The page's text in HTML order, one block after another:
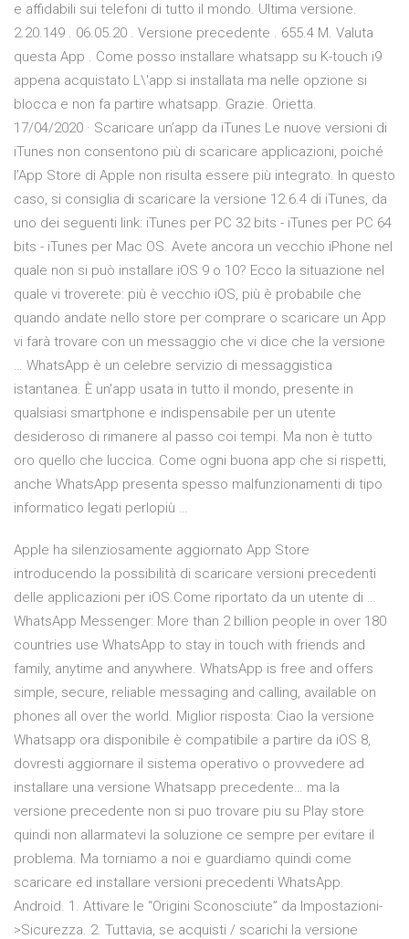
e affidabili sui telefoni di tutto il mondo. Ultima versione.
2.20.149 . 06.05.20 . Versione precedente . 655.4 M. Valuta
questa App . Come posso installare whatsapp su K-touch i9
appena acquistato L\'app si installata ma nelle opzione si
blocca e non fa partire whatsapp. Grazie. Orietta.
17/04/2020 · Scaricare un’app da iTunes Le nuove versioni di
iTunes non consentono più di scaricare applicazioni, poiché
l’App Store di Apple non risulta essere più integrato. In questo
caso, si consiglia di scaricare la versione 12.6.4 di iTunes, da
uno dei seguenti link: iTunes per PC 32 bits - iTunes per PC 64
bits - iTunes per Mac OS. Avete ancora un vecchio iPhone nel
quale non si può installare iOS 9 o 10? Ecco la situazione nel
quale vi troverete: più è vecchio iOS, più è probabile che
quando andate nello store per comprare o scaricare un App
vi farà trovare con un messaggio che vi dice che la versione
… WhatsApp è un celebre servizio di messaggistica
istantanea. È un'app usata in tutto il mondo, presente in
qualsiasi smartphone e indispensabile per un utente
desideroso di rimanere al passo coi tempi. Ma non è tutto
oro quello che luccica. Come ogni buona app che si rispetti,
anche WhatsApp presenta spesso malfunzionamenti di tipo
informatico legati perlopiù …
Apple ha silenziosamente aggiornato App Store
introducendo la possibilità di scaricare versioni precedenti
delle applicazioni per iOS.Come riportato da un utente di …
WhatsApp Messenger: More than 2 billion people in over 180
countries use WhatsApp to stay in touch with friends and
family, anytime and anywhere. WhatsApp is free and offers
simple, secure, reliable messaging and calling, available on
phones all over the world. Miglior risposta: Ciao la versione
Whatsapp ora disponibile è compatibile a partire da iOS 8,
dovresti aggiornare il sistema operativo o provvedere ad
installare una versione Whatsapp precedente… ma la
versione precedente non si puo trovare piu su Play store
quindi non allarmatevi la soluzione ce sempre per evitare il
problema. Ma torniamo a noi e guardiamo quindi come
scaricare ed installare versioni precedenti WhatsApp.
Android. 1. Attivare le “Origini Sconosciute” da Impostazioni-
>Sicurezza. 2. Tuttavia, se acquisti / scarichi la versione